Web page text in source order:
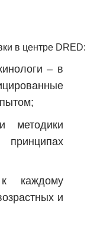
в центре DRED:
– в
методики
каждому
и